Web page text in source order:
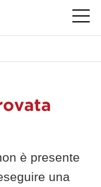
è presente
una